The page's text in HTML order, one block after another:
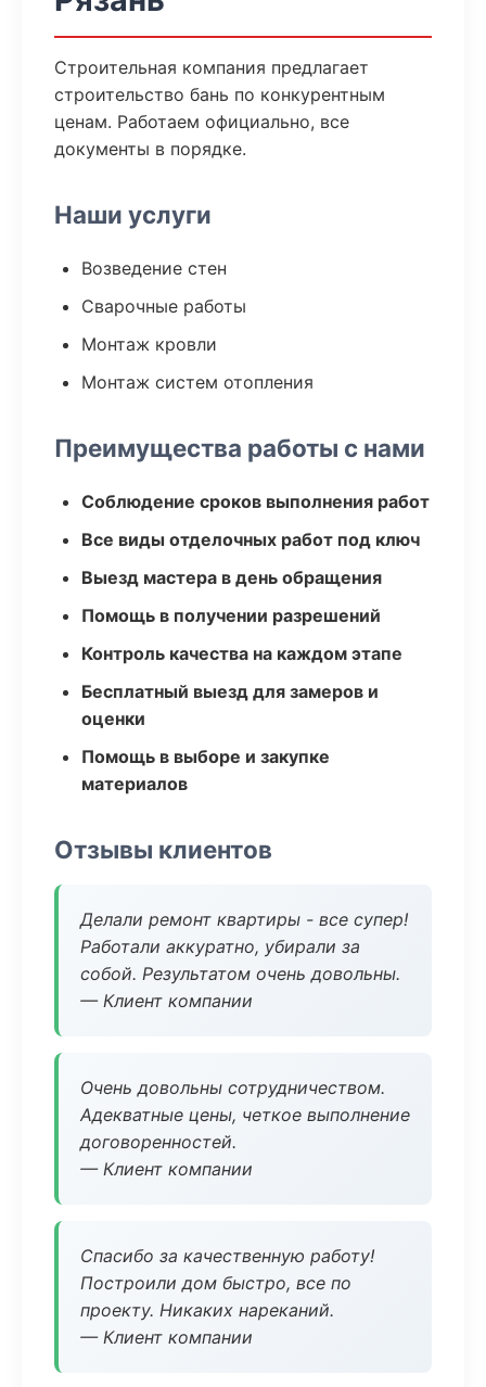
Строительная компания предлагает
строительство бань по конкурентным
ценам. Работаем официально, все
документы в порядке.
Наши услуги
Возведение стен
Сварочные работы
Монтаж кровли
Монтаж систем отопления
Преимущества работы с нами
Соблюдение сроков выполнения работ
Все виды отделочных работ под ключ
Выезд мастера в день обращения
Помощь в получении разрешений
Контроль качества на каждом этапе
Бесплатный выезд для замеров и
оценки
Помощь в выборе и закупке
материалов
Отзывы клиентов
Делали ремонт квартиры - все супер!
Работали аккуратно, убирали за
собой. Результатом очень довольны.
— Клиент компании
Очень довольны сотрудничеством.
Адекватные цены, четкое выполнение
договоренностей.
— Клиент компании
Спасибо за качественную работу!
Построили дом быстро, все по
проекту. Никаких нареканий.
— Клиент компании